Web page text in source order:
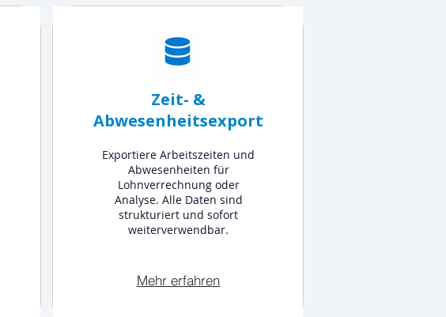
Zeit- &
Abwesenheitsexport
Exportiere Arbeitszeiten und
Abwesenheiten für
Lohnverrechnung oder
Analyse. Alle Daten sind
strukturiert und sofort
weiterverwendbar.
Mehr erfahren